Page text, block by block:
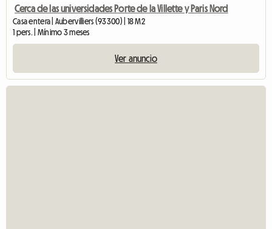
Cerca de las universidades Porte de la Villette y Paris Nord
Casa entera | Aubervilliers (93300) | 18 M2
1 pers. | Mínimo 3 meses
Ver anuncio